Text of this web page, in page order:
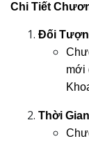
Chi Tiết
Đối
mới
Thời